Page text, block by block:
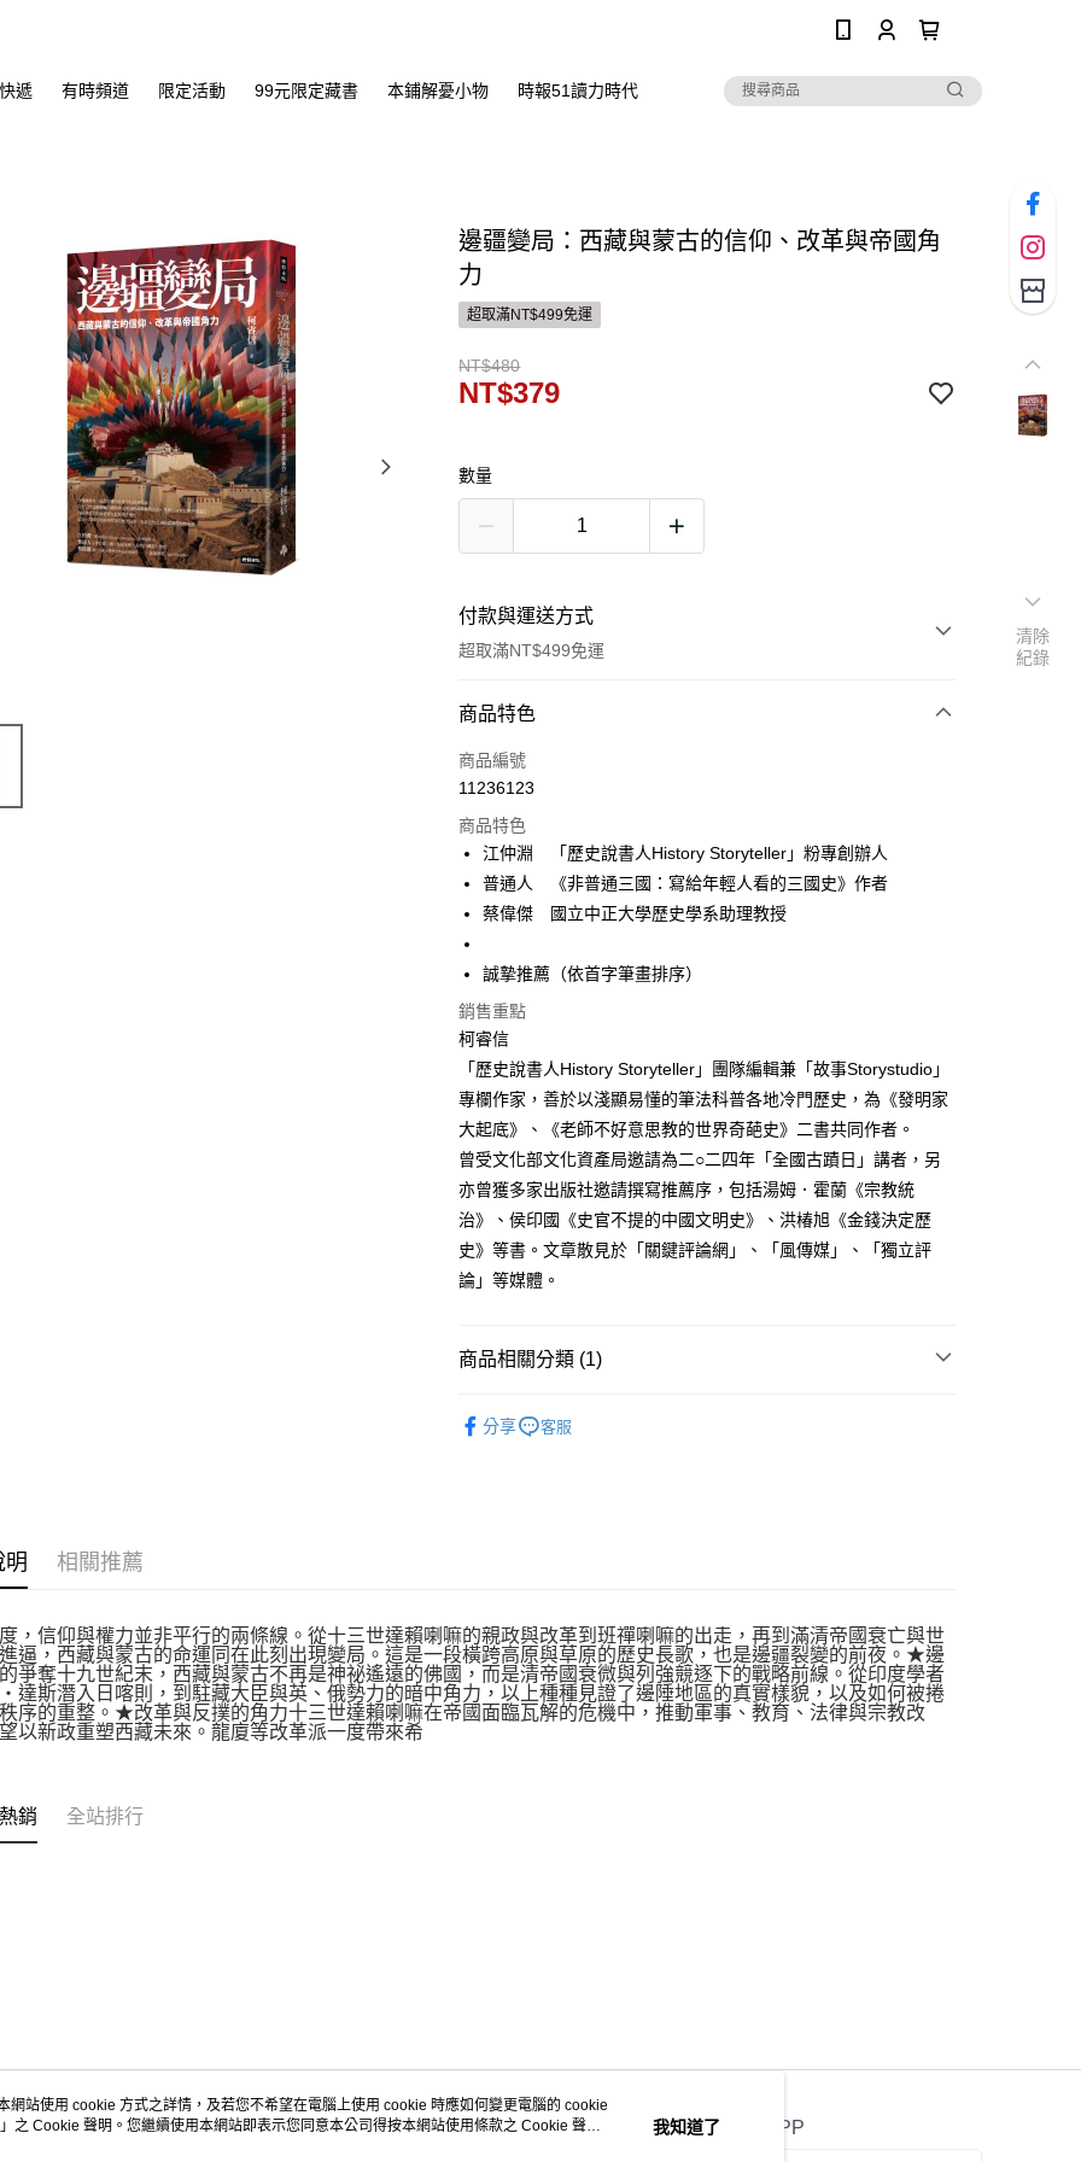
遞 有時頻道 限定活動 99元限定藏書 本鋪解憂小物 時報51讀力時代
邊疆變局：西藏與蒙古的信仰、改革與帝國角
力
超取滿NT$499免運
NT$480
NT$379
數量
付款與運送方式
超取滿NT$499免運
付款方式
信用卡一次付款
運送方式
付款後全家取貨
每筆NT$60，滿NT$499(含以上)免運費
宅配
每筆NT$100，滿NT$499(含以上)免運費
商品特色
商品編號
11236123
商品特色
江仲淵 「歷史說書人History Storyteller」粉專創辦人
普通人 《非普通三國：寫給年輕人看的三國史》作者
蔡偉傑 國立中正大學歷史學系助理教授
誠摯推薦（依首字筆畫排序）
銷售重點
柯睿信
「歷史說書人History Storyteller」團隊編輯兼「故事Storystudio」
專欄作家，善於以淺顯易懂的筆法科普各地冷門歷史，為《發明家
大起底》、《老師不好意思教的世界奇葩史》二書共同作者。
曾受文化部文化資產局邀請為二○二四年「全國古蹟日」講者，另
亦曾獲多家出版社邀請撰寫推薦序，包括湯姆．霍蘭《宗教統
治》、侯印國《史官不提的中國文明史》、洪椿旭《金錢決定歷
史》等書。文章散見於「關鍵評論網」、「風傳媒」、「獨立評
論」等媒體。
商品相關分類 (1)
分享
客服
明 相關推薦
，信仰與權力並非平行的兩條線。從十三世達賴喇嘛的親政與改革到班禪喇嘛的出走，再到滿清帝國衰亡與世
逼，西藏與蒙古的命運同在此刻出現變局。這是一段橫跨高原與草原的歷史長歌，也是邊疆裂變的前夜。★邊
爭奪十九世紀末，西藏與蒙古不再是神祕遙遠的佛國，而是清帝國衰微與列強競逐下的戰略前線。從印度學者
達斯潛入日喀則，到駐藏大臣與英、俄勢力的暗中角力，以上種種見證了邊陲地區的真實樣貌，以及如何被捲
序的重整。★改革與反撲的角力十三世達賴喇嘛在帝國面臨瓦解的危機中，推動軍事、教育、法律與宗教改
以新政重塑西藏未來。龍廈等改革派一度帶來希
銷 全站排行
關於我們 客服資訊 官方APP
清除
紀錄
網站使用 cookie 方式之詳情，及若您不希望在電腦上使用 cookie 時應如何變更電腦的 cookie
」之 Cookie 聲明。您繼續使用本網站即表示您同意本公司得按本網站使用條款之 Cookie 聲明
我知道了